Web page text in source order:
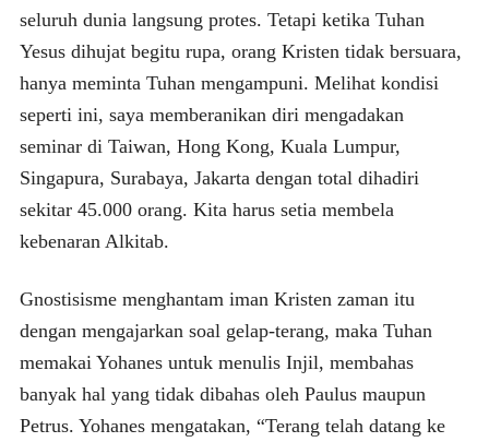
seluruh dunia langsung protes. Tetapi ketika Tuhan
Yesus dihujat begitu rupa, orang Kristen tidak bersuara,
hanya meminta Tuhan mengampuni. Melihat kondisi
seperti ini, saya memberanikan diri mengadakan
seminar di Taiwan, Hong Kong, Kuala Lumpur,
Singapura, Surabaya, Jakarta dengan total dihadiri
sekitar 45.000 orang. Kita harus setia membela
kebenaran Alkitab.
Gnostisisme menghantam iman Kristen zaman itu
dengan mengajarkan soal gelap-terang, maka Tuhan
memakai Yohanes untuk menulis Injil, membahas
banyak hal yang tidak dibahas oleh Paulus maupun
Petrus. Yohanes mengatakan, “Terang telah datang ke